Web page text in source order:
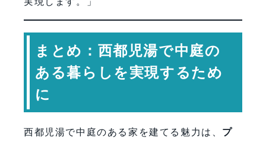
まとめ：西都児湯で中庭の
ある暮らしを実現するため
に
西都児湯で中庭のある家を建てる魅力は、 プ